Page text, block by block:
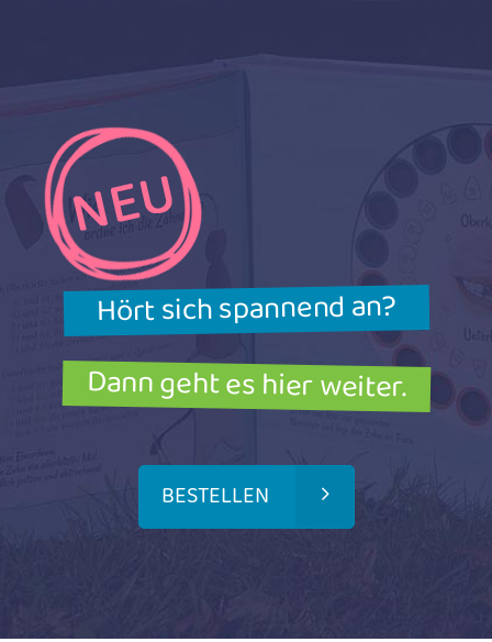
Hört sich spannend an?
Dann geht es hier weiter.
BESTELLEN